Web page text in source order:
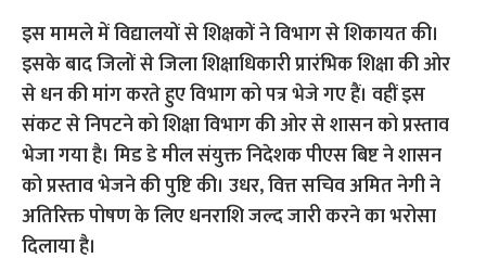
इस मामले में विद्यालयों से शिक्षकों ने विभाग से शिकायत की।
इसके बाद जिलों से जिला शिक्षाधिकारी प्रारंभिक शिक्षा की ओर
से धन की मांग करते हुए विभाग को पत्र भेजे गए हैं। वहीं इस
संकट से निपटने को शिक्षा विभाग की ओर से शासन को प्रस्ताव
भेजा गया है। मिड डे मील संयुक्त निदेशक पीएस बिष्ट ने शासन
को प्रस्ताव भेजने की पुष्टि की। उधर, वित्त सचिव अमित नेगी ने
अतिरिक्त पोषण के लिए धनराशि जल्द जारी करने का भरोसा
दिलाया है।